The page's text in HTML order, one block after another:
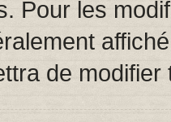
Pour les
de